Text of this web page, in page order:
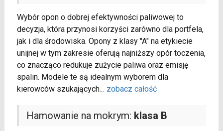
Wybór opon o dobrej efektywności paliwowej to
decyzja, która przynosi korzyści zarówno dla portfela,
jak i dla środowiska. Opony z klasy "A" na etykiecie
unijnej w tym zakresie oferują najniższy opór toczenia,
co znacząco redukuje zużycie paliwa oraz emisję
spalin. Modele te są idealnym wyborem dla
kierowców szukających... zobacz całość
Hamowanie na mokrym: klasa B